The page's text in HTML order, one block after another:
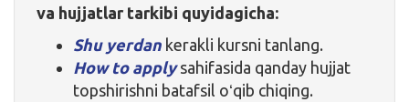
va hujjatlar tarkibi quyidagicha:
Shu yerdan kerakli kursni tanlang.
How to applysahifasida qanday hujjat
topshirishni batafsil oʻqib chiqing.